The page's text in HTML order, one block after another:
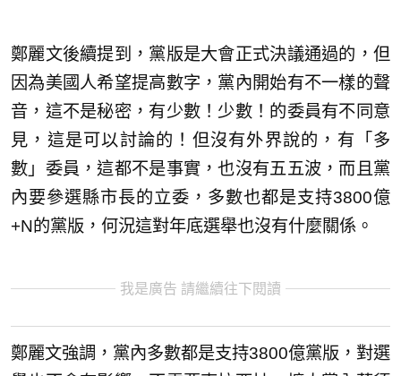
鄭麗文後續提到，黨版是大會正式決議通過的，但
因為美國人希望提高數字，黨內開始有不一樣的聲
音，這不是秘密，有少數！少數！的委員有不同意
見，這是可以討論的！但沒有外界說的，有「多
數」委員，這都不是事實，也沒有五五波，而且黨
內要參選縣市長的立委，多數也都是支持3800億
+N的黨版，何況這對年底選舉也沒有什麼關係。
我是廣告 請繼續往下閱讀
鄭麗文強調，黨內多數都是支持3800億黨版，對選